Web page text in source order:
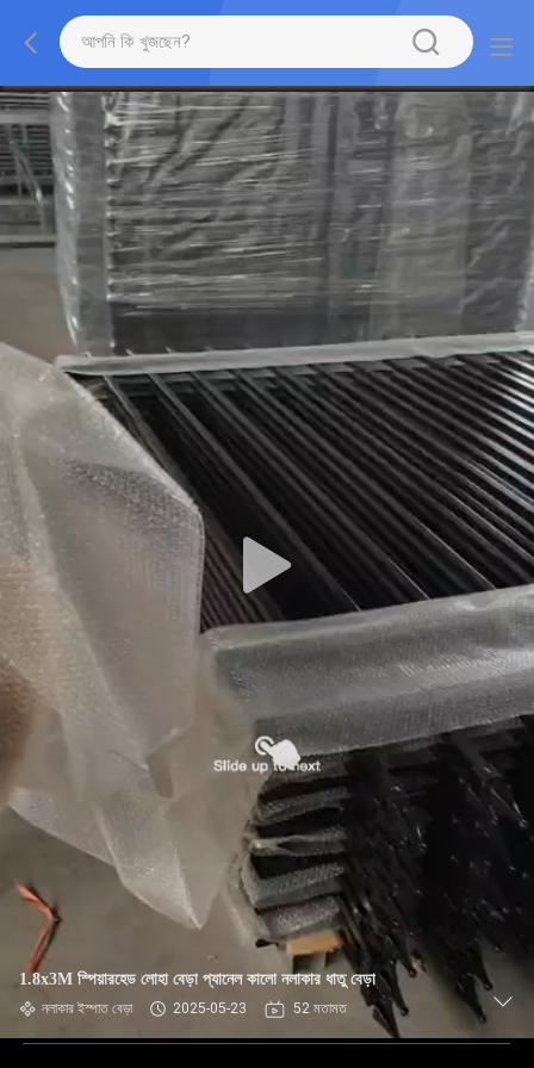
1.8x3M স্পিয়ারহেড লোহা বেড়া প্যানেল কালো নলাকার ধাতু বেড়া
নলাকার ইস্পাত বেড়া 2025-05-23 52 মতামত